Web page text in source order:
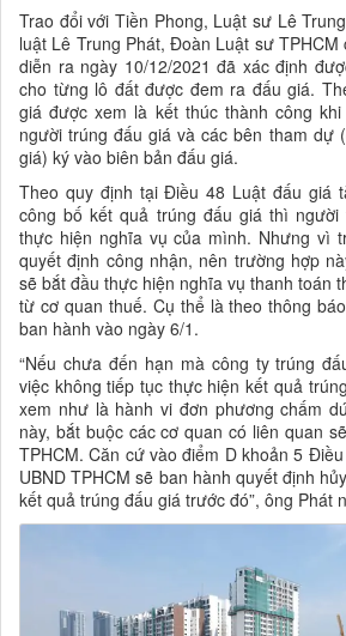
Trao đổi với Tiền Phong, Luật sư Lê
luật Lê Trung Phát, Đoàn Luật sư
diễn ra ngày 10/12/2021 đã xác định
cho từng lô đất được đem ra đấu giá.
giá được xem là kết thúc thành công
người trúng đấu giá và các bên tham dự
giá) ký vào biên bản đấu giá.
Theo quy định tại Điều 48 Luật đấu giá
công bố kết quả trúng đấu giá thì
thực hiện nghĩa vụ của mình. Nhưng vì
quyết định công nhận, nên trường hợp
sẽ bắt đầu thực hiện nghĩa vụ thanh toán
từ cơ quan thuế. Cụ thể là theo thông
ban hành vào ngày 6/1.
“Nếu chưa đến hạn mà công ty trúng
việc không tiếp tục thực hiện kết quả
xem như là hành vi đơn phương chấm
này, bắt buộc các cơ quan có liên quan
TPHCM. Căn cứ vào điểm D khoản 5
UBND TPHCM sẽ ban hành quyết định
kết quả trúng đấu giá trước đó”, ông Phát